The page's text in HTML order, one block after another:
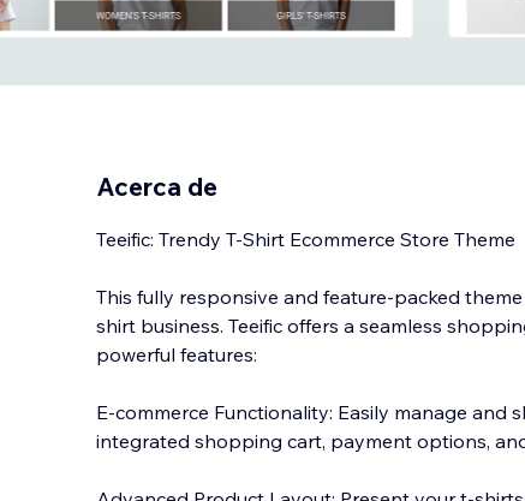
Acerca de
Teeific: Trendy T-Shirt Ecommerce Store Theme
This fully responsive and feature-packed
shirt business. Teeific offers a seamless
powerful features:
E-commerce Functionality: Easily manage and
integrated shopping cart, payment options,